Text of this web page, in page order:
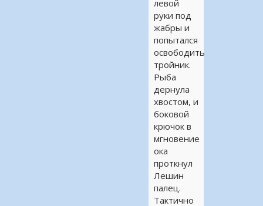
левой
руки под
жабры и
попытался
освободить
тройник.
Рыба
дернула
хвостом, и
боковой
крючок в
мгновение
ока
проткнул
Лешин
палец.
Тактично